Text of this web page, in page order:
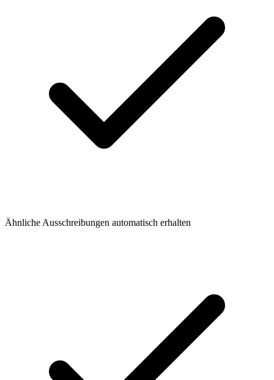
Ähnliche Ausschreibungen automatisch erhalten